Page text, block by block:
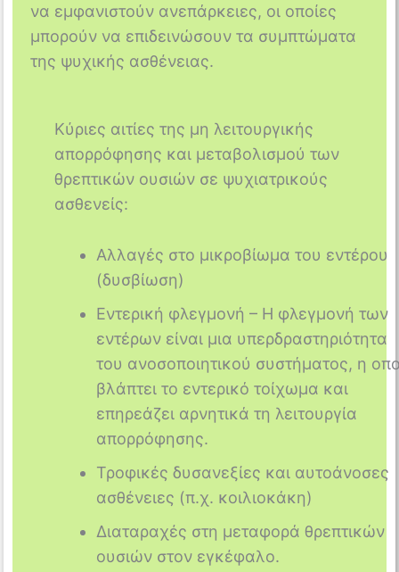
να εμφανιστούν ανεπάρκειες, οι οποίες
μπορούν να επιδεινώσουν τα συμπτώματα
της ψυχικής ασθένειας.
Κύριες αιτίες της μη λειτουργικής
απορρόφησης και μεταβολισμού των
θρεπτικών ουσιών σε ψυχιατρικούς
ασθενείς:
Αλλαγές στο μικροβίωμα του εντέρου
(δυσβίωση)
Εντερική φλεγμονή – Η φλεγμονή των
εντέρων είναι μια υπερδραστηριότητα
του ανοσοποιητικού συστήματος, η
βλάπτει το εντερικό τοίχωμα και
επηρεάζει αρνητικά τη λειτουργία
απορρόφησης.
Τροφικές δυσανεξίες και αυτοάνοσες
ασθένειες (π.χ. κοιλιοκάκη)
Διαταραχές στη μεταφορά θρεπτικών
ουσιών στον εγκέφαλο.